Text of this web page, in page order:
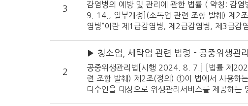
3
감염병의 예방 및 관리에 관한 법률 ( 약칭:
9. 14., 일부개정](소독업 관련 조항 발췌) 제2
염병”이란 제1급감염병, 제2급감염병, 제3급감
물품”이란 「약사법」 제2조에 따른 의약품ㆍ의
필요한 물품 및 장비로서 질병관리청장이 지정
자치도지사 또는 시장ㆍ군수ㆍ구청장은 감염병
등의 구제조치(이하 “소독”이라 한다)를 하여야
소화하여 안전하
2
▶ 청소업, 세탁업 관련 법령 - 공중위생관
공중위생관리법[시행 2024. 8. 7.] [법률 제
련 조항 발췌) 제2조(정의) ①이 법에서 사용하
다수인을 대상으로 위생관리서비스를 제공하는